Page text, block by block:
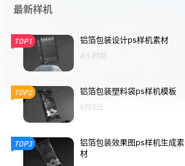
最新样机
TOP1 铝箔包装设计ps样机素材
4小时前
TOP2 铝箔包装塑料袋ps样机模板
8月5日
TOP3
铝箔包装效果图ps样机生成素
材